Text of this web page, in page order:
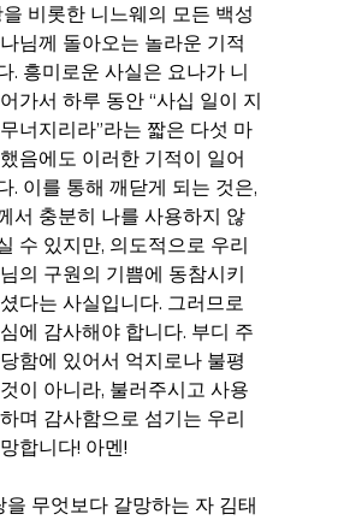
비롯한 니느웨의 모든 백성
님께 돌아오는 놀라운 기적
. 흥미로운 사실은 요나가 니
가서 하루 동안 “사십 일이 지
너지리라”라는 짧은 다섯 마
음에도 이러한 기적이 일어
. 이를 통해 깨닫게 되는 것은,
서 충분히 나를 사용하지 않
수 있지만, 의도적으로 우리
의 구원의 기쁨에 동참시키
다는 사실입니다. 그러므로
에 감사해야 합니다. 부디 주
함에 있어서 억지로나 불평
이 아니라, 불러주시고 사용
며 감사함으로 섬기는 우리
합니다! 아멘!
무엇보다 갈망하는 자 김태